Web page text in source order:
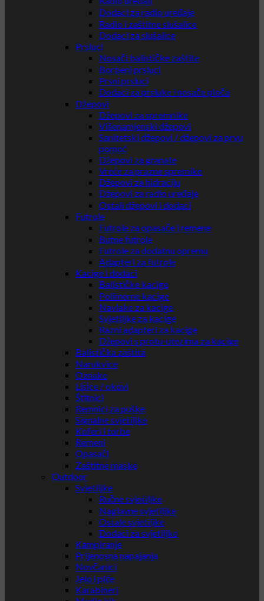
Dodaci za radio uređaje
Radio i zaštitne slušalice
Dodaci za slušalice
Prsluci
Nosači balističke zaštite
Borbeni prsluci
Prsni prsluci
Dodaci za prsluke i nosače ploča
Džepovi
Džepovi za spremnike
Višenamjenski džepovi
Sanitetski džepovi / džepovi za prvu
pomoć
Džepovi za granate
Vreće za prazne spremike
Džepovi za hidraciju
Džepovi za radio uređaje
Ostali džepovi i dodaci
Futrole
Futrole za opasače i remene
Butne futrole
Futrole za dodatnu opremu
Adapteri za futrole
Kacige i dodaci
Balističke kacige
Polimerne kacige
Navlake za kacige
Svjetiljke za kacige
Razni adapteri za kacige
Džepovi s protu-utezima za kacige
Balistička zaštita
Narukvice
Oznake
Lisice / okovi
Štitnici
Remnici za puške
Signalne svjetiljke
Koferi i torbe
Remeni
Opasači
Zaštitne maske
Outdoor
Svjetiljke
Ručne svjetiljke
Naglavne svjetiljke
Ostale svjetiljke
Dodaci za svjetiljke
Kampiranje
Prijenosna napajanja
Novčanici
Jelo i piće
Karabineri